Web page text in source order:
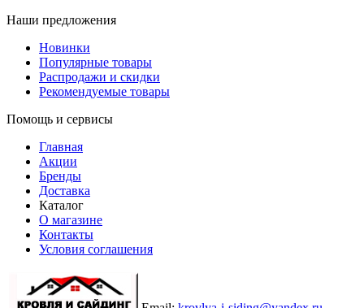
Наши предложения
Новинки
Популярные товары
Распродажи и скидки
Рекомендуемые товары
Помощь и сервисы
Главная
Акции
Бренды
Доставка
Каталог
О магазине
Контакты
Условия соглашения